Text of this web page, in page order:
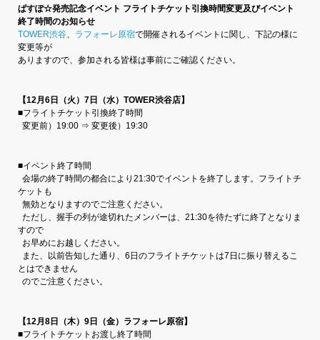
ぱすぽ☆発売記念イベント フライトチケット引換時間変更及びイベント
終了時間のお知らせ
TOWER渋谷、 ラフォーレ原宿で開催されるイベントに関し、下記の様に
変更等が
ありますので、参加される皆様は事前にご確認ください。
【12月6日（火）7日（水）TOWER渋谷店】
■フライトチケット引換終了時間
変更前）19:00 ⇒ 変更後）19:30
■イベント終了時間
会場の終了時間の都合により21:30でイベントを終了します。フライトチ
ケットも
無効となりますのでご注意ください。
ただし、握手の列が途切れたメンバーは、21:30を待たずに終了となりま
すので
お早めにお越しください。
また、以前告知した通り、6日のフライトチケットは7日に振り替えるこ
とはできません
のでご注意ください。
【12月8日（木）9日（金）ラフォーレ原宿】
■フライトチケットお渡し終了時間